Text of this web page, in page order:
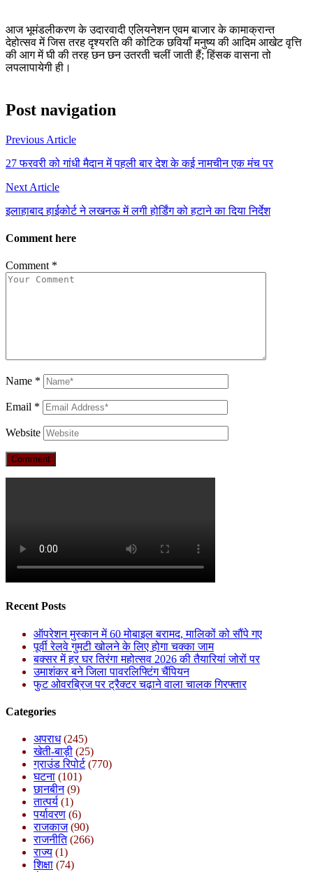
आज भूमंडलीकरण के उदारवादी एलियनेशन एवम बाजार के कामाक्रान्त
देहोत्सव में जिस तरह दृश्यरति की कोटिक छवियाँ मनुष्य की आदिम आखेट वृत्ति
की आग में घी की तरह छन छन उतरती चलीं जाती हैं; हिंसक वासना तो
लपलापायेगी ही।
Post navigation
Previous Article
27 फरवरी को गांधी मैदान में पहली बार देश के कई नामचीन एक मंच पर
Next Article
इलाहाबाद हाईकोर्ट ने लखनऊ में लगी होर्डिंग को हटाने का दिया निर्देश
Comment here
Comment *
Name *
Email *
Website
Recent Posts
ऑपरेशन मुस्कान में 60 मोबाइल बरामद, मालिकों को सौंपे गए
पूर्वी रेलवे गुमटी खोलने के लिए होगा चक्का जाम
बक्सर में हर घर तिरंगा महोत्सव 2026 की तैयारियां जोरों पर
उमाशंकर बने जिला पावरलिफ्टिंग चैंपियन
फुट ओवरब्रिज पर ट्रैक्टर चढ़ाने वाला चालक गिरफ्तार
Categories
अपराध(245)
खेती-बाड़ी (25)
ग्राउंड रिपोर्ट(770)
घटना (101)
छानबीन(9)
तात्पर्य (1)
पर्यावरण (6)
राजकाज(90)
राजनीति(266)
राज्य (1)
शिक्षा (74)